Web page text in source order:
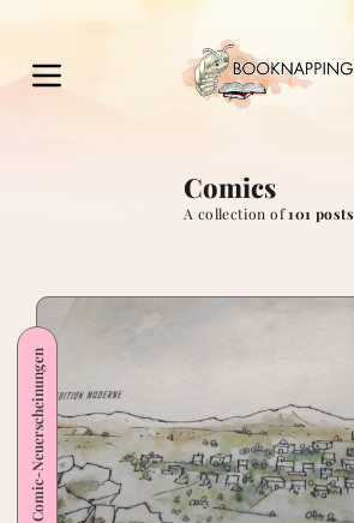
Comics
A collection of101 posts
Comic-Neuerscheinungen